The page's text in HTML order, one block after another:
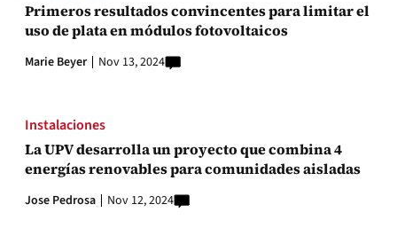
Primeros resultados convincentes para limitar el
uso de plata en módulos fotovoltaicos
Marie Beyer Nov 13, 2024
Instalaciones
La UPV desarrolla un proyecto que combina 4
energías renovables para comunidades aisladas
Jose Pedrosa Nov 12, 2024